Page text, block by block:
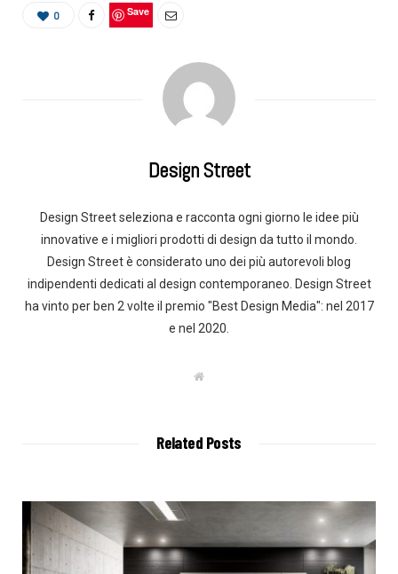
0 Save
Design Street
Design Street seleziona e racconta ogni giorno le idee più
innovative e i migliori prodotti di design da tutto il mondo.
Design Street è considerato uno dei più autorevoli blog
indipendenti dedicati al design contemporaneo. Design Street
ha vinto per ben 2 volte il premio "Best Design Media": nel 2017
e nel 2020.
W
Related Posts